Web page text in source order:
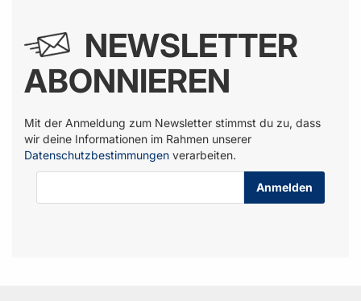
NEWSLETTER
ABONNIEREN
Mit der Anmeldung zum Newsletter stimmst du zu, dass
wir deine Informationen im Rahmen unserer
Datenschutzbestimmungen verarbeiten.